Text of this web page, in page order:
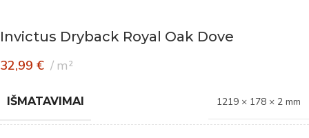
Invictus Dryback Royal Oak Dove
32,99 € m²
IŠMATAVIMAI 1219 × 178 × 2 mm